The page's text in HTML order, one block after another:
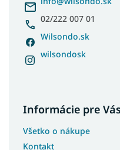
02/222 007 01
Wilsondo.sk
wilsondosk
Informácie pre Vás
Všetko o nákupe
Kontakt